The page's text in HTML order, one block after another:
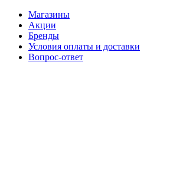
Магазины
Акции
Бренды
Условия оплаты и доставки
Вопрос-ответ